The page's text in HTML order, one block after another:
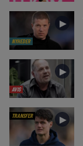
NYHEDER
►
AVIS
►
TRANSFER ►